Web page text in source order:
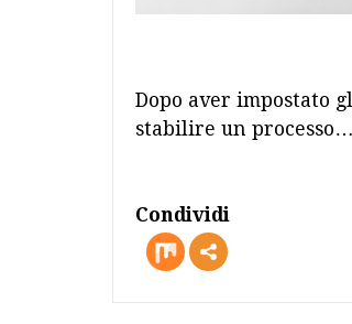
Dopo aver impostato
stabilire un processo…
Condividi